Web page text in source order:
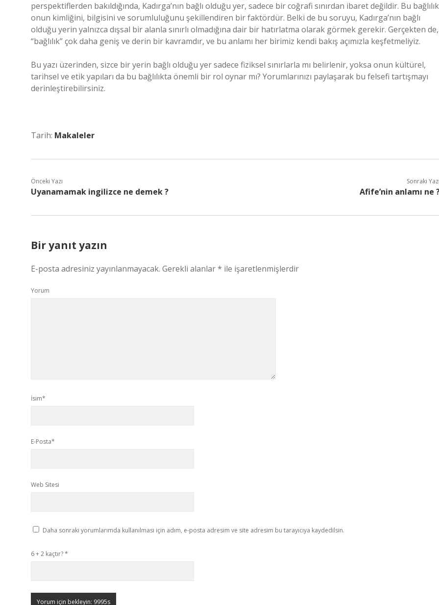
perspektiflerden bakıldığında, Kadırga’nın bağlı olduğu yer, sadece bir coğrafi sınırdan ibaret değildir. Bu
onun kimliğini, bilgisini ve sorumluluğunu şekillendiren bir faktördür. Belki de bu soruyu, Kadırga’nın bağlı
olduğu yerin yalnızca dışsal bir alanla sınırlı olmadığına dair bir hatırlatma olarak görmek gerekir. Gerçekten de,
“bağlılık” çok daha geniş ve derin bir kavramdır, ve bu anlamı her birimiz kendi bakış açımızla keşfetmeliyiz.
Bu yazı üzerinden, sizce bir yerin bağlı olduğu yer sadece fiziksel sınırlarla mı belirlenir, yoksa onun kültürel,
tarihsel ve etik yapıları da bu bağlılıkta önemli bir rol oynar mı? Yorumlarınızı paylaşarak bu felsefi tartışmayı
derinleştirebilirsiniz.
Tarih: Makaleler
Önceki Yazı
Uyanamamak ingilizce ne demek ?
Sonraki Yazı
Afife’nin anlamı ne
Bir yanıt yazın
E-posta adresiniz yayınlanmayacak. Gerekli alanlar* ile işaretlenmişlerdir
Yorum
İsim*
E-Posta*
Web Sitesi
Daha sonraki yorumlarımda kullanılması için adım, e-posta adresim ve site adresim bu tarayıcıya kaydedilsin.
6 + 2 kaçtır?*